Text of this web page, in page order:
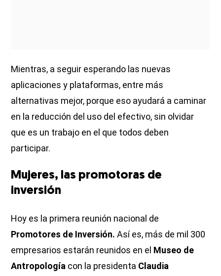
Mientras, a seguir esperando las nuevas
aplicaciones y plataformas, entre más
alternativas mejor, porque eso ayudará a caminar
en la reducción del uso del efectivo, sin olvidar
que es un trabajo en el que todos deben
participar.
Mujeres, las promotoras de
inversión
Hoy es la primera reunión nacional de
Promotores de Inversión.Así es, más de mil 300
empresarios estarán reunidos en el Museo de
Antropología con la presidenta Claudia